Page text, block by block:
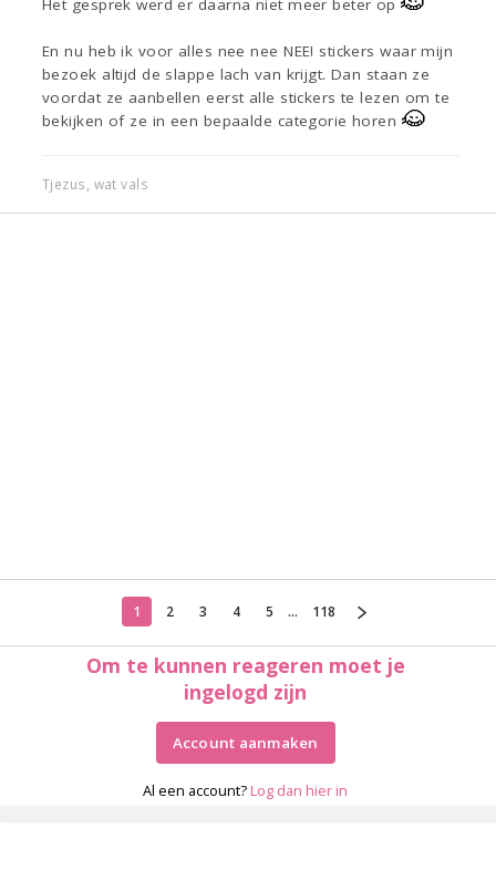
Het gesprek werd er daarna niet meer beter op
En nu heb ik voor alles nee nee NEE! stickers waar mijn
bezoek altijd de slappe lach van krijgt. Dan staan ze
voordat ze aanbellen eerst alle stickers te lezen om te
bekijken of ze in een bepaalde categorie horen
Tjezus, wat vals
1 2 3 4 5 ... 118
Om te kunnen reageren moet je
ingelogd zijn
Account aanmaken
Al een account? Log dan hier in